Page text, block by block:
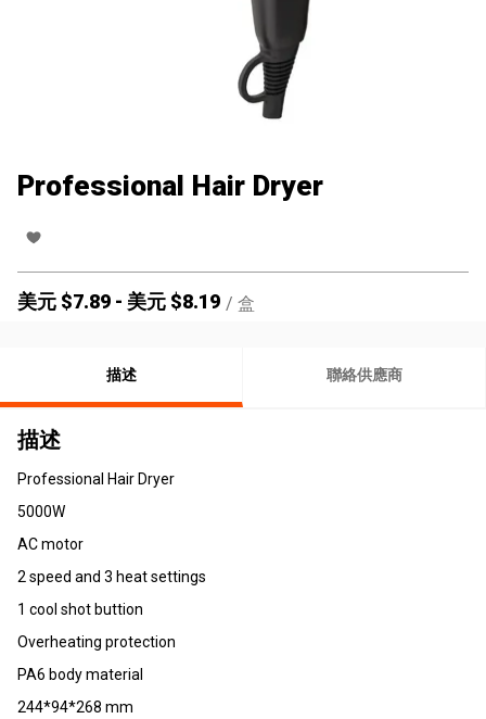
Professional Hair Dryer
美元 $7.89 - 美元 $8.19 / 盒
描述 聯絡供應商
描述
Professional Hair Dryer
5000W
AC motor
2 speed and 3 heat settings
1 cool shot buttion
Overheating protection
PA6 body material
244*94*268 mm